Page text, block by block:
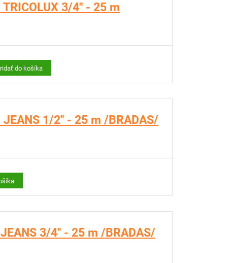
3/4" - 25 m
do košíka
1/2" - 25 m /BRADAS/
3/4" - 25 m /BRADAS/